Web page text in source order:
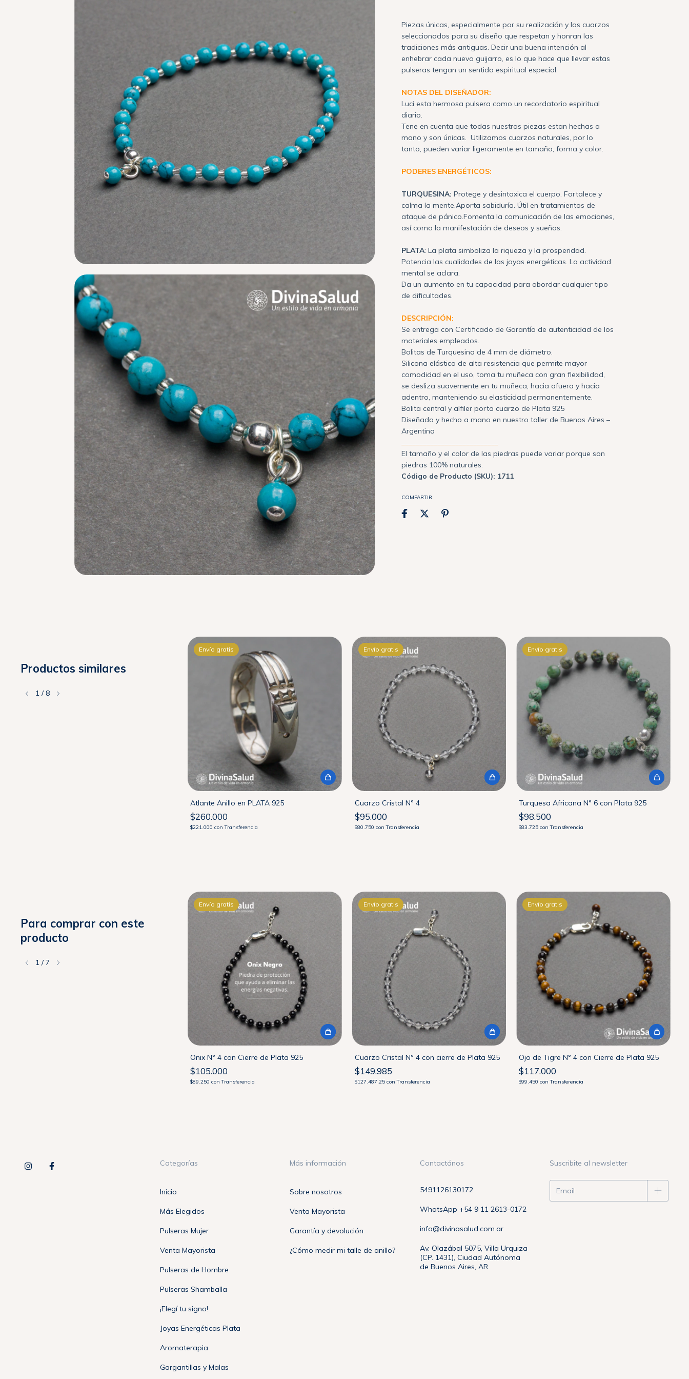
Piezas únicas, especialmente por su realización y los cuarzos
seleccionados para su diseño que respetan y honran las
tradiciones más antiguas. Decir una buena intención al
enhebrar cada nuevo guijarro, es lo que hace que llevar estas
pulseras tengan un sentido espiritual especial.
NOTAS DEL DISEÑADOR:
Luci esta hermosa pulsera como un recordatorio espiritual
diario.
Tene en cuenta que todas nuestras piezas estan hechas a
mano y son únicas. Utilizamos cuarzos naturales, por lo
tanto, pueden variar ligeramente en tamaño, forma y color.
PODERES ENERGÉTICOS:
TURQUESINA: Protege y desintoxica el cuerpo. Fortalece y
calma la mente.Aporta sabiduría. Útil en tratamientos de
ataque de pánico.Fomenta la comunicación de las emociones,
así como la manifestación de deseos y sueños.
PLATA: La plata simboliza la riqueza y la prosperidad.
Potencia las cualidades de las joyas energéticas. La actividad
mental se aclara.
Da un aumento en tu capacidad para abordar cualquier tipo
de dificultades.
DESCRIPCIÓN:
Se entrega con Certificado de Garantía de autenticidad de los
materiales empleados.
Bolitas de Turquesina de 4 mm de diámetro.
Silicona elástica de alta resistencia que permite mayor
comodidad en el uso, toma tu muñeca con gran flexibilidad,
se desliza suavemente en tu muñeca, hacia afuera y hacia
adentro, manteniendo su elasticidad permanentemente.
Bolita central y alfiler porta cuarzo de Plata 925
Diseñado y hecho a mano en nuestro taller de Buenos Aires –
Argentina
El tamaño y el color de las piedras puede variar porque son
piedras 100% naturales.
Código de Producto (SKU): 1711
COMPARTIR
Productos similares
1 /8
Envío gratis
Atlante Anillo en PLATA 925
$260.000
$221.000 con Transferencia
Envío gratis
Cuarzo Cristal Nº 4
$95.000
$80.750 con Transferencia
Envío gratis
Turquesa Africana N° 6 con Plata 925
$98.500
$83.725con Transferencia
Para comprar con este
producto
1 /7
Envío gratis
Onix N° 4 con Cierre de Plata 925
$105.000
$89.250 con Transferencia
Envío gratis
Cuarzo Cristal Nº 4 con cierre de Plata 925
$149.985
$127.487,25 con Transferencia
Envío gratis
Ojo de Tigre N° 4 con Cierre de Plata 925
$117.000
$99.450con Transferencia
Categorías
Inicio
Más Elegidos
Pulseras Mujer
Venta Mayorista
Pulseras de Hombre
Pulseras Shamballa
¡Elegí tu signo!
Joyas Energéticas Plata
Aromaterapia
Gargantillas y Malas
Más información
Sobre nosotros
Venta Mayorista
Garantía y devolución
¿Cómo medir mi talle de anillo?
Contactános
5491126130172
WhatsApp +54 9 11 2613-0172
info@divinasalud.com.ar
Av. Olazábal 5075, Villa Urquiza
(CP. 1431), Ciudad Autónoma
de Buenos Aires, AR
Suscribite al newsletter